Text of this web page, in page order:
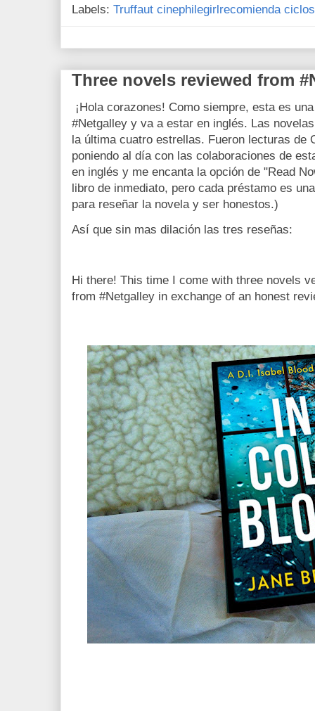
Labels: Truffaut cinephilegirlrecomienda
Three novels reviewed from
¡Hola corazones! Como siempre, esta es
#Netgalley y va a estar en inglés. Las
la última cuatro estrellas. Fueron lecturas de
poniendo al día con las colaboraciones de
en inglés y me encanta la opción de "Read
libro de inmediato, pero cada préstamo es
para reseñar la novela y ser honestos.)
Así que sin mas dilación las tres reseñas:
Hi there! This time I come with three novels
from #Netgalley in exchange of an honest